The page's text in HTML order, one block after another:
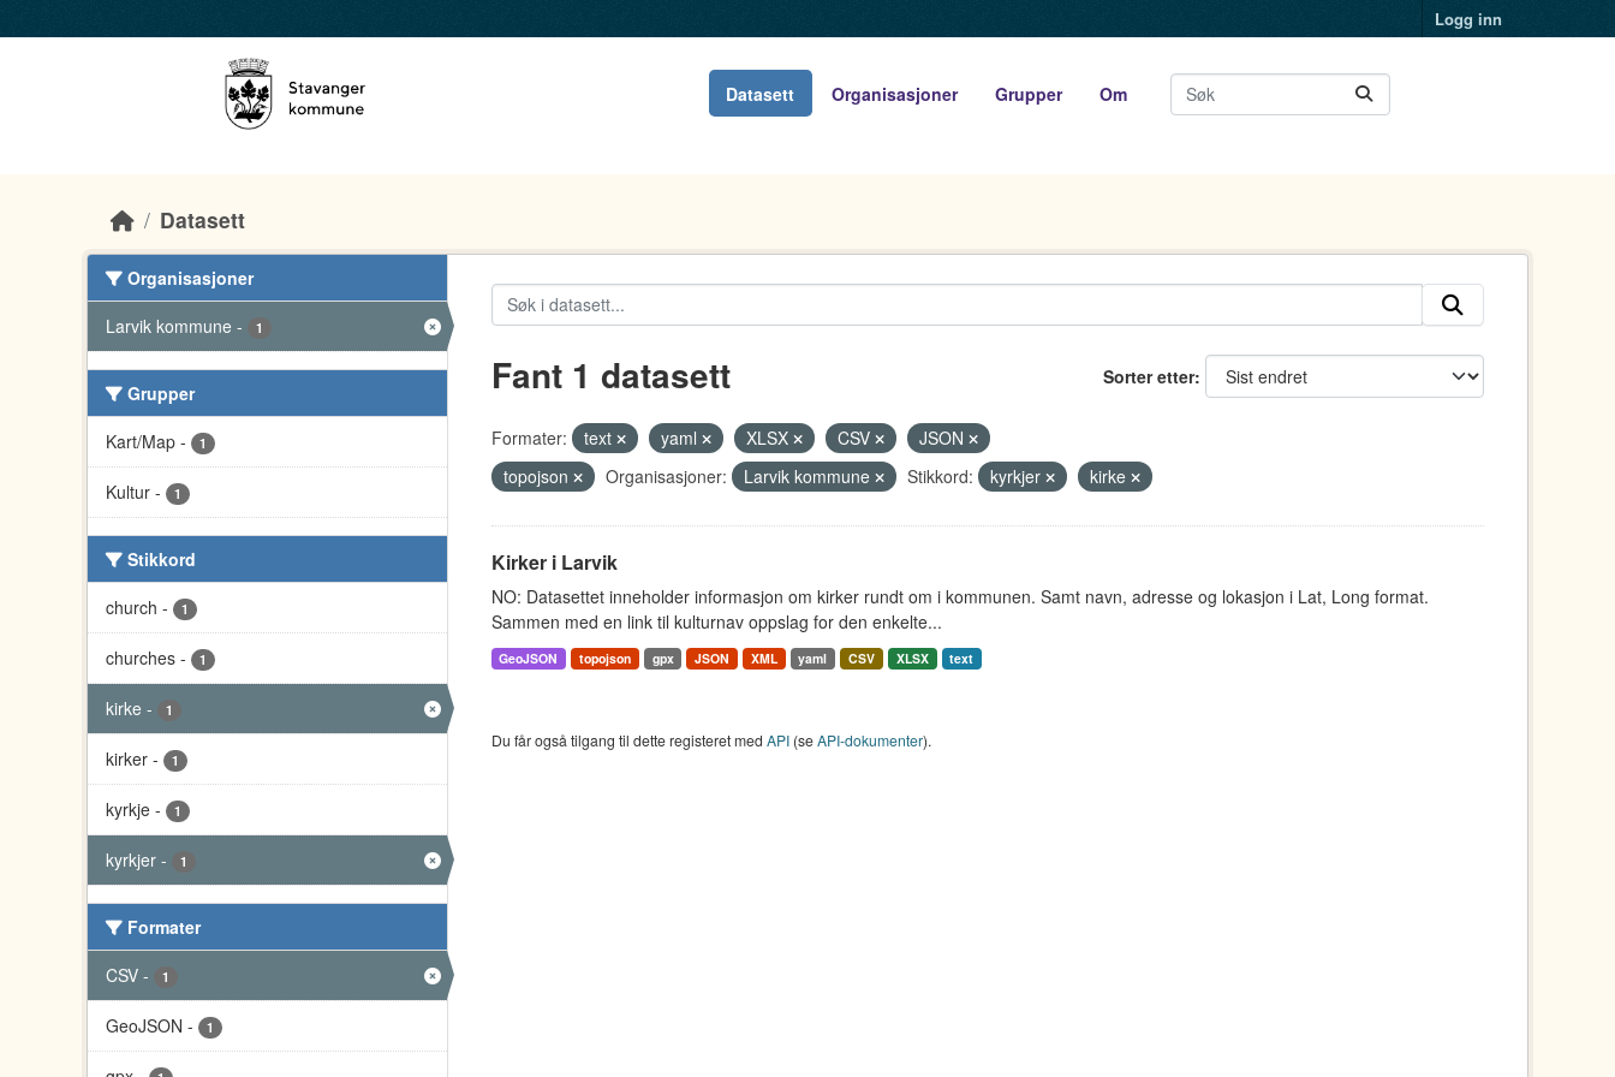
Logg inn
Datasett Organisasjoner Grupper Om
Datasett
Organisasjoner
Larvik kommune - 1
Grupper
Kart/Map - 1
Kultur - 1
Stikkord
church - 1
churches - 1
kirke - 1
kirker - 1
kyrkje - 1
kyrkjer - 1
Formater
CSV - 1
GeoJSON - 1
Sorter etter
Fant 1 datasett
Formater: text yaml XLSX CSV
JSON
topojson
Organisasjoner: Larvik kommune Stikkord: kyrkjer kirke
Kirker i Larvik
NO: Datasettet inneholder informasjon om kirker rundt om i kommunen. Samt navn, adresse og lokasjon i Lat, Long format.
Sammen med en link til kulturnav oppslag for den enkelte...
GeoJSON topojson gpx JSON XML yaml CSV XLSX text
Du får også tilgang til dette registeret med API(seAPI-dokumenter).